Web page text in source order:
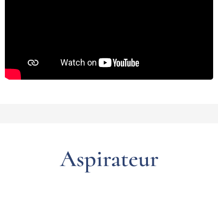
Aspirateur